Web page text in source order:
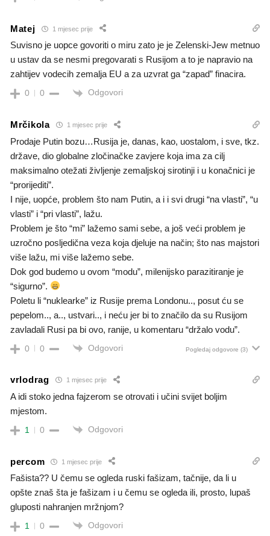
Matej 1 mjesec prije
Suvisno je uopce govoriti o miru zato je je Zelenski-Jew metnuo
u ustav da se nesmi pregovarati s Rusijom a to je napravio na
zahtijev vodecih zemalja EU a za uzvrat ga “zapad” finacira.
0 0 Odgovori
Mrčikola 1 mjesec prije
Prodaje Putin bozu…Rusija je, danas, kao, uostalom, i sve, tkz.
države, dio globalne zločinačke zavjere koja ima za cilj
maksimalno otežati življenje zemaljskoj sirotinji i u konačnici je
“prorijediti”.
I nije, uopće, problem što nam Putin, a i i svi drugi “na vlasti”, “u
vlasti” i “pri vlasti”, lažu.
Problem je što “mi” lažemo sami sebe, a još veći problem je
uzročno posljedična veza koja djeluje na način; što nas majstori
više lažu, mi više lažemo sebe.
Dok god budemo u ovom “modu”, milenijsko parazitiranje je
“sigurno”.
Poletu li “nuklearke” iz Rusije prema Londonu.., posut ću se
pepelom.., a.., ustvari.., i neću jer bi to značilo da su Rusijom
zavladali Rusi pa bi ovo, ranije, u komentaru “držalo vodu”.
0 0 Odgovori Pogledaj odgovore (3)
vrlodrag 1 mjesec prije
A idi stoko jedna fajzerom se otrovati i učini svijet boljim
mjestom.
1 0 Odgovori
percom 1 mjesec prije
Fašista?? U čemu se ogleda ruski fašizam, tačnije, da li u
opšte znaš šta je fašizam i u čemu se ogleda ili, prosto, lupaš
gluposti nahranjen mržnjom?
1 0 Odgovori